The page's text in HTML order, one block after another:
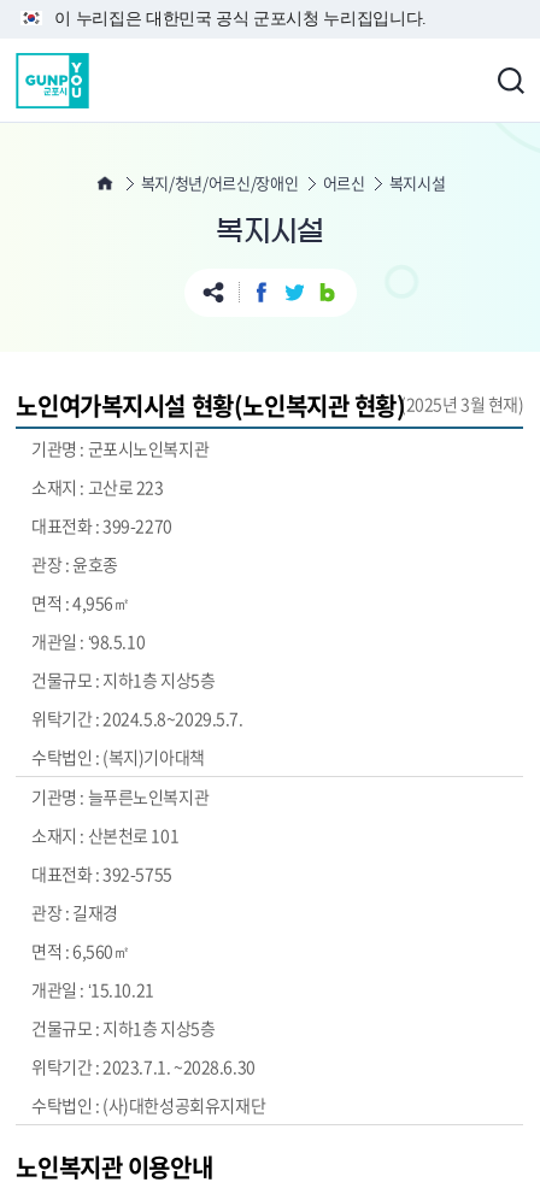
본문 바로가기
이 누리집은 대한민국 공식 군포시청 누리집입니다.
복지/청년/어르신/장애인 어르신 복지시설
복지시설
노인여가복지시설 현황(노인복지관 현황)(2025년 3월 현재)
군포시노인복지관
고산로 223
399-2270
윤호종
4,956㎡
‘98.5.10
지하1층 지상5층
2024.5.8~2029.5.7.
(복지)기아대책
늘푸른노인복지관
산본천로 101
392-5755
길재경
6,560㎡
‘15.10.21
지하1층 지상5층
2023.7.1. ~2028.6.30
(사)대한성공회유지재단
노인복지관 이용안내